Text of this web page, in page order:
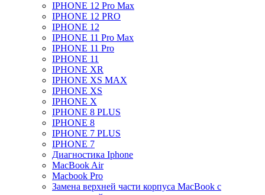
IPHONE 12 Pro Max
IPHONE 12 PRO
IPHONE 12
IPHONE 11 Pro Max
IPHONE 11 Pro
IPHONE 11
IPHONE XR
IPHONE XS MAX
IPHONE XS
IPHONE X
IPHONE 8 PLUS
IPHONE 8
IPHONE 7 PLUS
IPHONE 7
Диагностика Iphone
MacBook Air
Macbook Pro
Замена верхней части корпуса MacBook с